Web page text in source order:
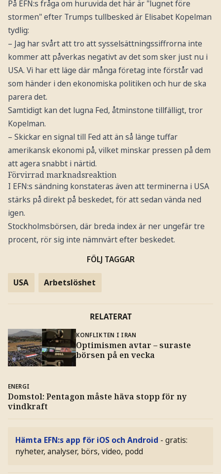
På EFN:s fråga om huruvida det här är "lugnet före
stormen" efter Trumps tullbesked är Elisabet Kopelman
tydlig:
– Jag har svårt att tro att sysselsättningssiffrorna inte
kommer att påverkas negativt av det som sker just nu i
USA. Vi har ett läge där många företag inte förstår vad
som händer i den ekonomiska politiken och hur de ska
parera det.
Samtidigt kan det lugna Fed, åtminstone tillfälligt, tror
Kopelman.
– Skickar en signal till Fed att än så länge tuffar
amerikansk ekonomi på, vilket minskar pressen på dem
att agera snabbt i närtid.
Förvirrad marknadsreaktion
I EFN:s sändning konstateras även att terminerna i USA
stärks på direkt på beskedet, för att sedan vända ned
igen.
Stockholmsbörsen, där breda index är ner ungefär tre
procent, rör sig inte nämnvärt efter beskedet.
FÖLJ TAGGAR
USA Arbetslöshet
RELATERAT
KONFLIKTEN I IRAN
Optimismen avtar – suraste
börsen på en vecka
ENERGI
Domstol: Pentagon måste häva stopp för ny
vindkraft
Hämta EFN:s app för iOS och Android - gratis:
nyheter, analyser, börs, video, podd